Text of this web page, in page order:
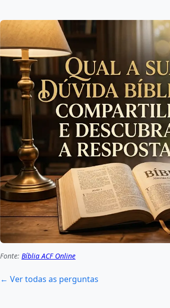
Fonte: Bíblia ACF Online
← Ver todas as perguntas